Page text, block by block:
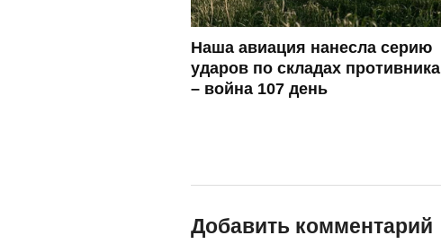
Наша авиация нанесла серию
ударов по складах противника
– война 107 день
Добавить комментарий